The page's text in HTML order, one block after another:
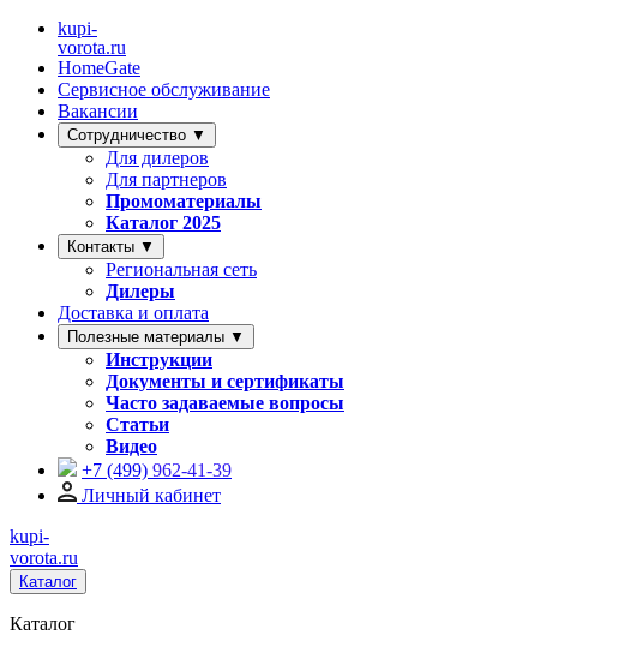
kupi-
vorota.ru
HomeGate
Сервисное обслуживание
Вакансии
Сотрудничество ▼
Для дилеров
Для партнеров
Промоматериалы
Каталог 2025
Контакты ▼
Региональная сеть
Дилеры
Доставка и оплата
Полезные материалы ▼
Инструкции
Документы и сертификаты
Часто задаваемые вопросы
Статьи
Видео
+7 (499) 962-41-39
Личный кабинет
kupi-
vorota.ru
Каталог
Каталог